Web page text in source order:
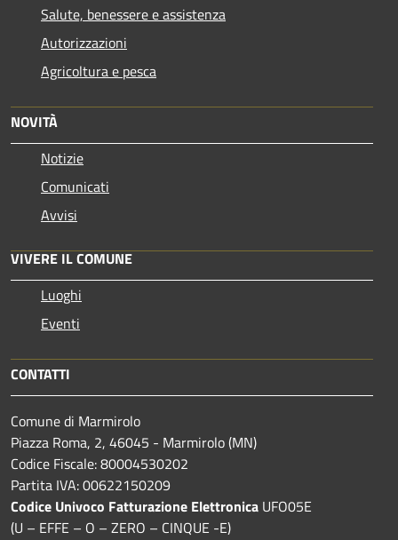
Salute, benessere e assistenza
Autorizzazioni
Agricoltura e pesca
NOVITÀ
Notizie
Comunicati
Avvisi
VIVERE IL COMUNE
Luoghi
Eventi
CONTATTI
Comune di Marmirolo
Piazza Roma, 2, 46045 - Marmirolo (MN)
Codice Fiscale: 80004530202
Partita IVA: 00622150209
Codice Univoco Fatturazione Elettronica UFO05E
(U – EFFE – O – ZERO – CINQUE -E)